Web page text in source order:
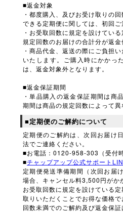
■返金対象
・都度購入、及びお受け取りの
できる定期便に関しては、初回
・お受取回数に規定を設けてい
規定回数のお届けの合計分が返金
・商品代金、返送の際にご負担
いたします。ご購入時にかかっ
は、返金対象外となります。
■返金保証期間
・単品購入の返金保証期間は商
期間は商品の規定回数によって異
■定期便のご解約について
定期便のご解約は、次回お届け
法でご連絡ください。
■お電話：0120-958-303（受付
■チャップアップ公式サポート
定期便発送準備期間（次回お届
場合、キャンセル料3,500円がか
お受取回数に規定を設けている
取りいただくことでお得な価格
回数未満でのご解約及び返金保証